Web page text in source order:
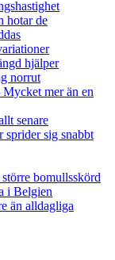
hotar de
hjälper
norrut
mer än en
senare
sig snabbt
bomullsskörd
i Belgien
än alldagliga